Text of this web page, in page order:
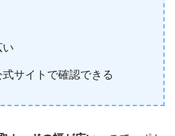
い
サイトで確認できる